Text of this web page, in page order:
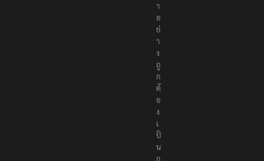
า
อ
ย่
า
ง
ถู
ก
ต้
อ
ง
เ
ป็
น
ก